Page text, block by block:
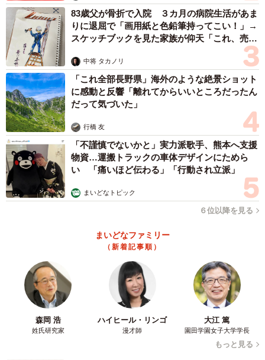
83歳父が骨折で入院 ３カ月の病院生活があま
りに退屈で「画用紙と色鉛筆持ってこい！」→
スケッチブックを見た家族が仰天「これ、売れ
中将 タカノリ
「これ全部長野県」海外のような絶景ショット
に感動と反響「離れてからいいところだったん
だって気づいた」
行橋 友
「不謹慎でないかと」実力派歌手、熊本へ支援
物資…運搬トラックの車体デザインにためら
い 「痛いほど伝わる」「行動され立派」
まいどなトピック
６位以降を見る
まいどなファミリー
（新着記事順）
森岡 浩
姓氏研究家
ハイヒール・リンゴ
漫才師
大江 篤
園田学園女子大学学長
もっと見る